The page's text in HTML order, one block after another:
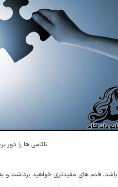
ناکامی ها را دور
قدم های مفیدتری خواهید برداشت و